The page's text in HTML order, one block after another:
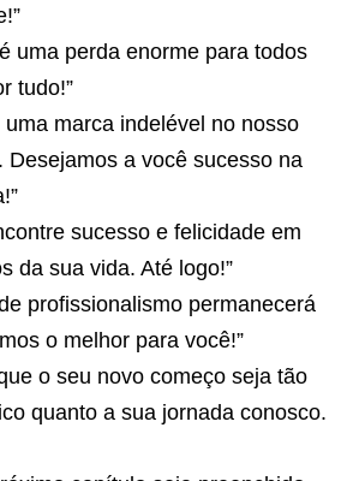
uma perda enorme para todos
tudo!”
uma marca indelével no nosso
Desejamos a você sucesso na
sucesso e felicidade em
da sua vida. Até logo!”
profissionalismo permanecerá
o melhor para você!”
o seu novo começo seja tão
quanto a sua jornada conosco.